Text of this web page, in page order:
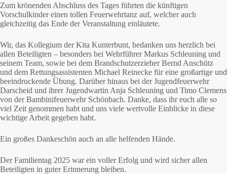
Zum krönenden Abschluss des Tages führten die künftigen
Vorschulkinder einen tollen Feuerwehrtanz auf, welcher auch
gleichzeitig das Ende der Veranstaltung einläutete.
Wir, das Kollegium der Kita Kunterbunt, bedanken uns herzlich bei
allen Beteiligten – besonders bei Wehrführer Markus Schleuning und
seinem Team, sowie bei dem Brandschutzerzieher Bernd Anschütz
und dem Rettungsassistenten Michael Reinecke für eine großartige und
beeindruckende Übung. Darüber hinaus bei der Jugendfeuerwehr
Darscheid und ihrer Jugendwartin Anja Schleuning und Timo Clemens
von der Bambinifeuerwehr Schönbach. Danke, dass ihr euch alle so
viel Zeit genommen habt und uns viele wertvolle Einblicke in diese
wichtige Arbeit gegeben habt.
Ein großes Dankeschön auch an alle helfenden Hände.
Der Familientag 2025 war ein voller Erfolg und wird sicher allen
Beteiligten in guter Erinnerung bleiben.